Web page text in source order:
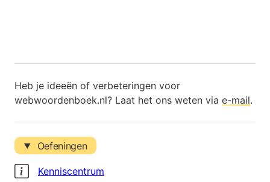
Heb je ideeën of verbeteringen voor
webwoordenboek.nl? Laat het ons weten via e-mail.
Oefeningen
Kenniscentrum